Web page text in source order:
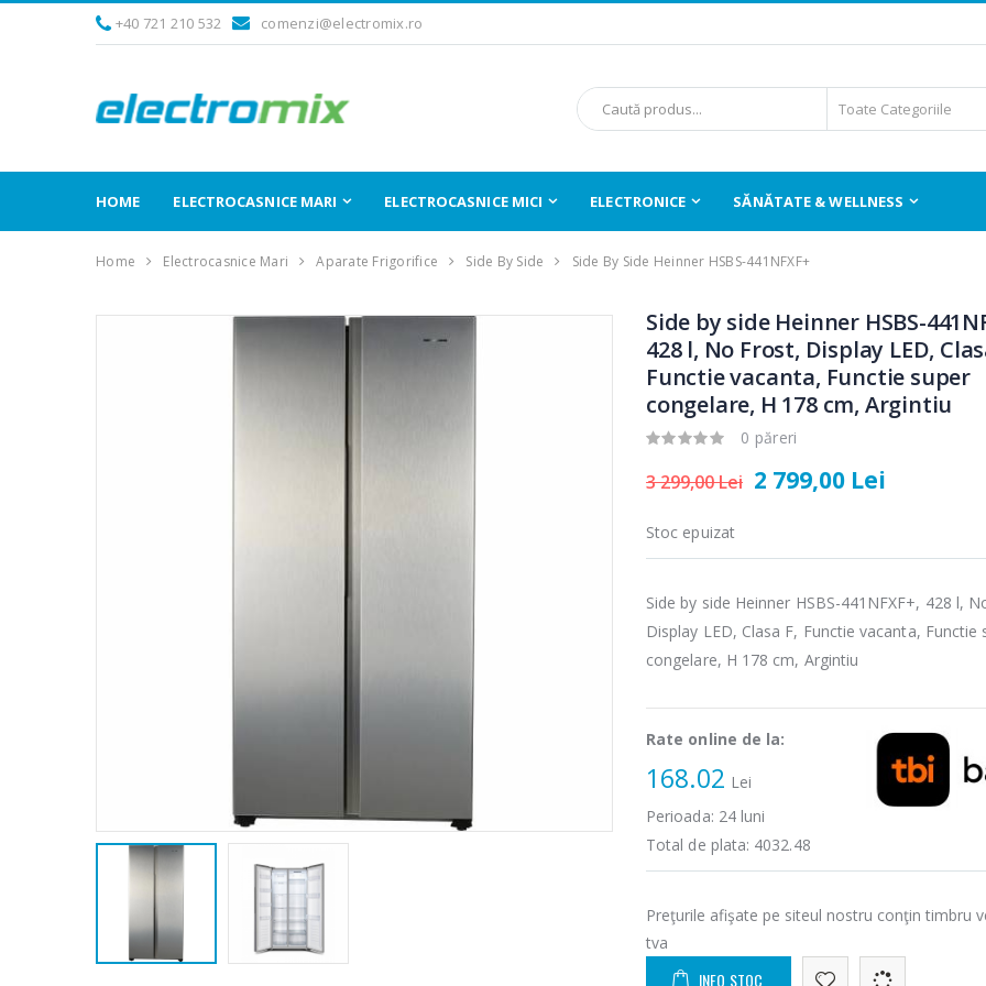
+40 721 210 532 comenzi@electromix.ro
HOME ELECTROCASNICE MARI ELECTROCASNICE MICI ELECTRONICE SĂNĂTATE & WELLNESS
Home Electrocasnice Mari Aparate Frigorifice Side By Side Side By Side Heinner HSBS-441NFXF+
Side by side Heinner HSBS-
428 l, No Frost, Display LED,
Functie vacanta, Functie super
congelare, H 178 cm, Argintiu
0 păreri
3 299,00 Lei 2 799,00 Lei
Stoc epuizat
Side by side Heinner HSBS-441NFXF+, 428 l,
Display LED, Clasa F, Functie vacanta, Functie
congelare, H 178 cm, Argintiu
Rate online de la:
168.02 Lei
Perioada: 24luni
Total de plata: 4032.48
Preţurile afişate pe siteul nostru conţin timbru
tva
INFO STOC